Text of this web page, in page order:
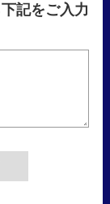
記をご入力